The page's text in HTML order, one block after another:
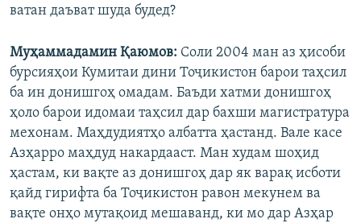
ватан даъват шуда будед?
Муҳаммадамин Қаюмов: Соли 2004 ман аз ҳисоби
бурсияҳои Кумитаи дини Тоҷикистон барои таҳсил
ба ин донишгоҳ омадам. Баъди хатми донишгоҳ
ҳоло барои идомаи таҳсил дар бахши магистратура
мехонам. Маҳдудиятҳо албатта ҳастанд. Вале касе
Азҳарро маҳдуд накардааст. Ман худам шоҳид
ҳастам, ки вақте аз донишгоҳ дар як варақ исботи
қайд гирифта ба Тоҷикистон равон мекунем ва
вақте онҳо мутақоид мешаванд, ки мо дар Азҳар